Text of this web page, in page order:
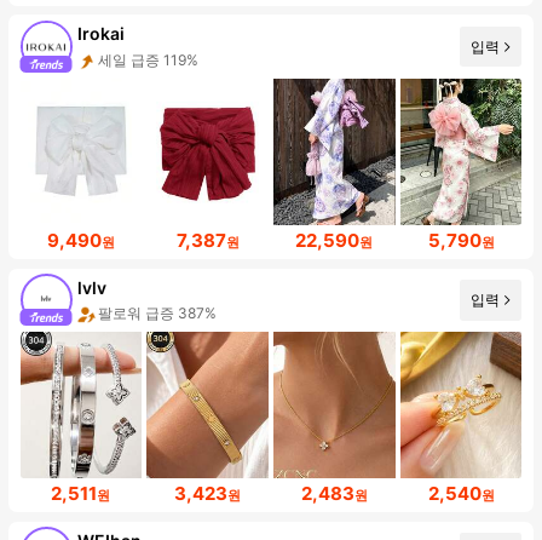
Irokai
세일 급증 119%
입력
9,490원 7,387원 22,590원 5,790원
lvlv
팔로워 급증 387%
입력
2,511원 3,423원 2,483원 2,540원